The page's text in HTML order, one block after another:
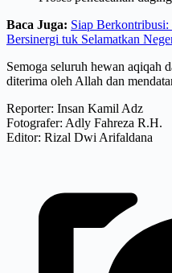
Baca Juga: Siap Berkontribusi:
Bersinergi tuk Selamatkan
Semoga seluruh hewan aqiqah
diterima oleh Allah dan
Reporter: Insan Kamil Adz
Fotografer: Adly Fahreza R.H.
Editor: Rizal Dwi Arifaldana